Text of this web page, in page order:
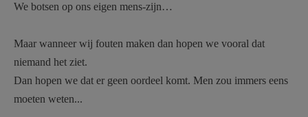
We botsen op ons eigen mens-zijn…
Maar wanneer wij fouten maken dan hopen we vooral dat
niemand het ziet.
Dan hopen we dat er geen oordeel komt. Men zou immers eens
moeten weten...